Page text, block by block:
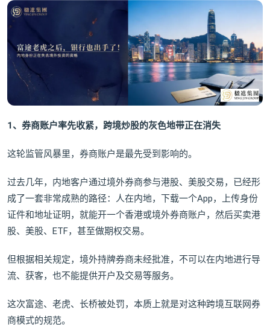
1、券商账户率先收紧，跨境炒股的灰色地带正在消失
这轮监管风暴里，券商账户是最先受到影响的。
过去几年，内地客户通过境外券商参与港股、美股交易，已经形
成了一套非常成熟的路径：人在内地，下载一个App，上传身份
证件和地址证明，就能开一个香港或境外券商账户，然后买卖港
股、美股、ETF，甚至做期权交易。
但根据相关规定，境外持牌券商未经批准，不可以在内地进行导
流、获客，也不能提供开户及交易等服务。
这次富途、老虎、长桥被处罚，本质上就是对这种跨境互联网券
商模式的规范。